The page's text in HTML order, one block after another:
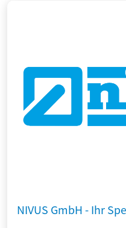
NIVUS GmbH - Ihr